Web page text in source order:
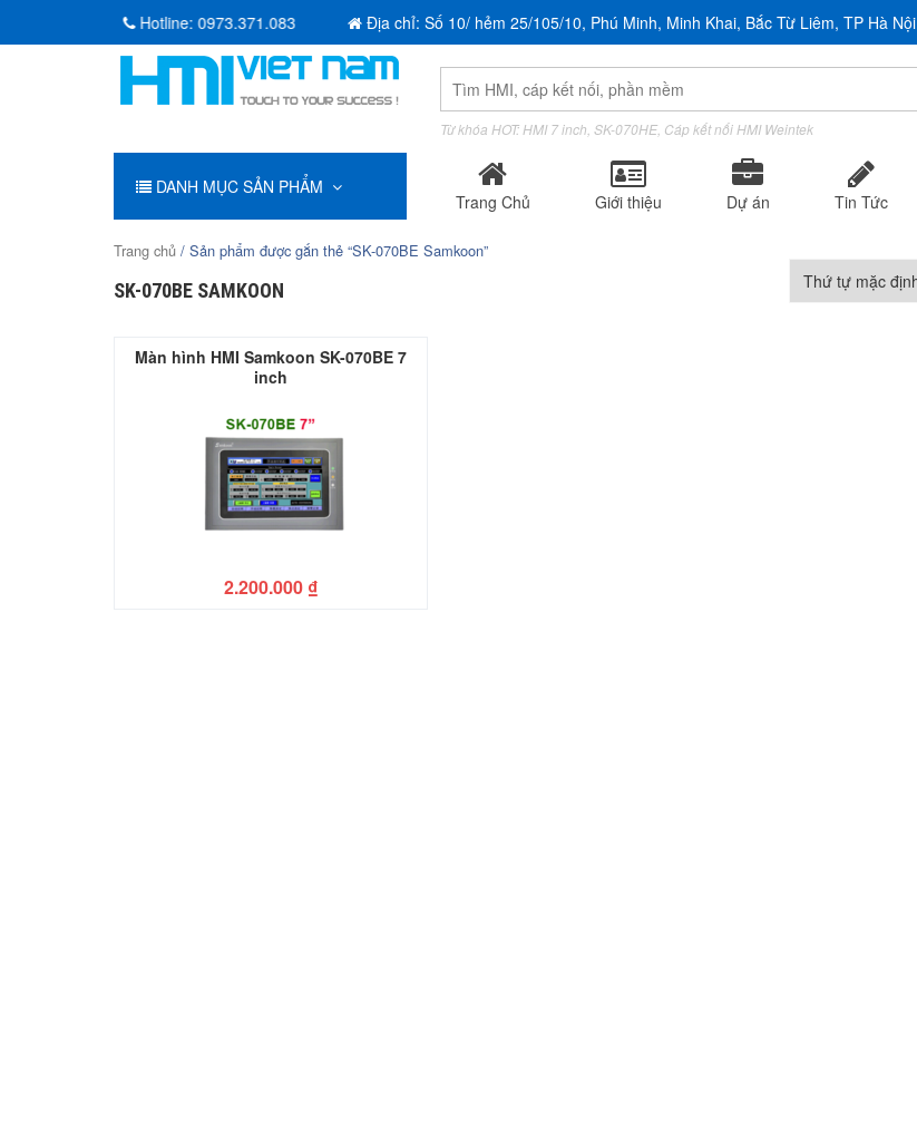
Hotline:0973.371.083 Địa chỉ: Số 10/ hẻm 25/105/10, Phú Minh, Minh Khai, Bắc Từ Liêm, TP Hà Nội
Tìm
kiếm:
Từ khóa HOT: HMI 7 inch, SK-070HE, Cáp kết nối HMI Weintek
DANH MỤC SẢN PHẨM
Trang Chủ Giới thiệu Dự án Tin Tức
Trang chủ / Sản phẩm được gắn thẻ “SK-070BE Samkoon”
SK-070BE SAMKOON
Màn hình HMI Samkoon SK-070BE 7
inch
2.200.000 ₫